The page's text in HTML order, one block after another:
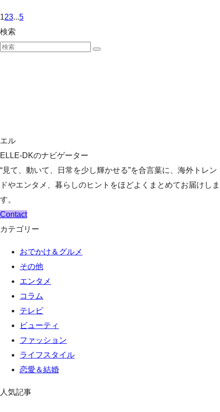
123...5
検索
エル
ELLE-DKのナビゲーター
“見て、動いて、日常を少し輝かせる”を合言葉に、海外トレン
ドやエンタメ、暮らしのヒントをほどよくまとめてお届けしま
す。
Contact
カテゴリー
おでかけ＆グルメ
その他
エンタメ
コラム
テレビ
ビューティ
ファッション
ライフスタイル
恋愛＆結婚
人気記事